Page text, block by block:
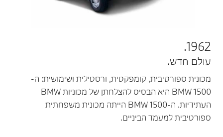
1962.
עולם חדש.
מכונית ספורטיבית, קומפקטית, ורסטילית ושימושית: ה-
BMW 1500 היא הבסיס להצלחתן של מכוניות BMW
העתידיות. ה-BMW 1500 הייתה מכונית משפחתית
ספורטיבית למעמד הביניים.